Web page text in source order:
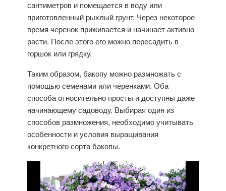
сантиметров и помещается в воду или
приготовленный рыхлый грунт. Через некоторое
время черенок приживается и начинает активно
расти. После этого его можно пересадить в
горшок или грядку.
Таким образом, бакопу можно размножать с
помощью семенами или черенками. Оба
способа относительно просты и доступны даже
начинающему садоводу. Выбирая один из
способов размножения, необходимо учитывать
особенности и условия выращивания
конкретного сорта бакопы.